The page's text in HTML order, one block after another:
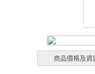
商品價格及資